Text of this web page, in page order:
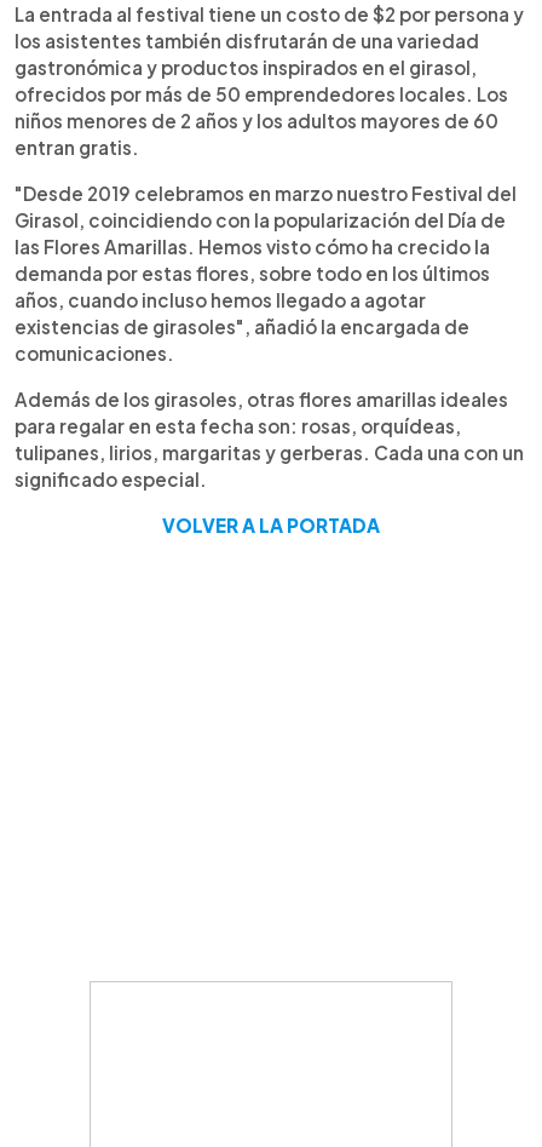
La entrada al festival tiene un costo de $2 por persona y
los asistentes también disfrutarán de una variedad
gastronómica y productos inspirados en el girasol,
ofrecidos por más de 50 emprendedores locales. Los
niños menores de 2 años y los adultos mayores de 60
entran gratis.
"Desde 2019 celebramos en marzo nuestro Festival del
Girasol, coincidiendo con la popularización del Día de
las Flores Amarillas. Hemos visto cómo ha crecido la
demanda por estas flores, sobre todo en los últimos
años, cuando incluso hemos llegado a agotar
existencias de girasoles", añadió la encargada de
comunicaciones.
Además de los girasoles, otras flores amarillas ideales
para regalar en esta fecha son: rosas, orquídeas,
tulipanes, lirios, margaritas y gerberas. Cada una con un
significado especial.
VOLVER A LA PORTADA